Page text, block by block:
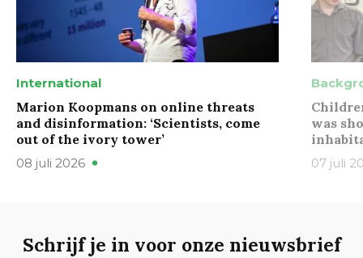
International
Marion Koopmans on online threats
and disinformation: ‘Scientists, come
out of the ivory tower’
08 juli 2026
was
07 juli
Schrijf je in voor onze nieuwsbrief